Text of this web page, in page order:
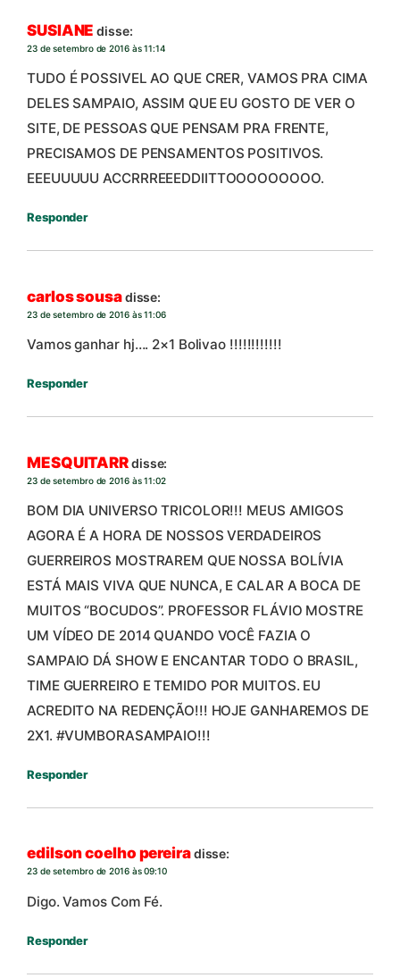
SUSIANE disse:
23 de setembro de 2016 às 11:14
TUDO É POSSIVEL AO QUE CRER, VAMOS PRA CIMA
DELES SAMPAIO, ASSIM QUE EU GOSTO DE VER O
SITE, DE PESSOAS QUE PENSAM PRA FRENTE,
PRECISAMOS DE PENSAMENTOS POSITIVOS.
EEEUUUUU ACCRRREEEDDIITTOOOOOOOOO.
Responder
carlos sousadisse:
23 de setembro de 2016 às 11:06
Vamos ganhar hj…. 2×1 Bolivao !!!!!!!!!!!!
Responder
MESQUITARRdisse:
23 de setembro de 2016 às 11:02
BOM DIA UNIVERSO TRICOLOR!!! MEUS AMIGOS
AGORA É A HORA DE NOSSOS VERDADEIROS
GUERREIROS MOSTRAREM QUE NOSSA BOLÍVIA
ESTÁ MAIS VIVA QUE NUNCA, E CALAR A BOCA DE
MUITOS “BOCUDOS”. PROFESSOR FLÁVIO MOSTRE
UM VÍDEO DE 2014 QUANDO VOCÊ FAZIA O
SAMPAIO DÁ SHOW E ENCANTAR TODO O BRASIL,
TIME GUERREIRO E TEMIDO POR MUITOS. EU
ACREDITO NA REDENÇÃO!!! HOJE GANHAREMOS DE
2X1. #VUMBORASAMPAIO!!!
Responder
edilson coelho pereiradisse:
23 de setembro de 2016 às 09:10
Digo. Vamos Com Fé.
Responder